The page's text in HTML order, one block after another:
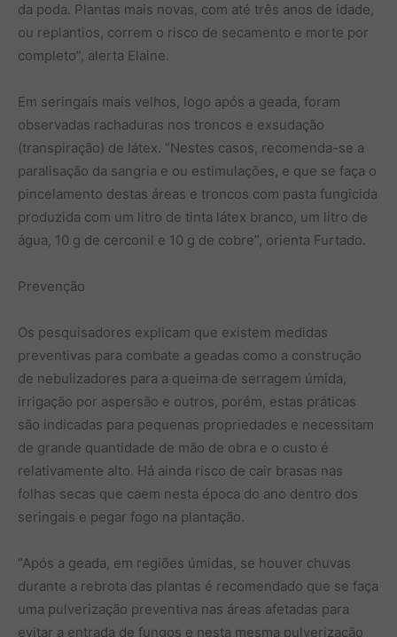
da poda. Plantas mais novas, com até três anos de idade,
ou replantios, correm o risco de secamento e morte por
completo”, alerta Elaine.
Em seringais mais velhos, logo após a geada, foram
observadas rachaduras nos troncos e exsudação
(transpiração) de látex. “Nestes casos, recomenda-se a
paralisação da sangria e ou estimulações, e que se faça o
pincelamento destas áreas e troncos com pasta fungicida
produzida com um litro de tinta látex branco, um litro de
água, 10 g de cerconil e 10 g de cobre”, orienta Furtado.
Prevenção
Os pesquisadores explicam que existem medidas
preventivas para combate a geadas como a construção
de nebulizadores para a queima de serragem úmida,
irrigação por aspersão e outros, porém, estas práticas
são indicadas para pequenas propriedades e necessitam
de grande quantidade de mão de obra e o custo é
relativamente alto. Há ainda risco de cair brasas nas
folhas secas que caem nesta época do ano dentro dos
seringais e pegar fogo na plantação.
“Após a geada, em regiões úmidas, se houver chuvas
durante a rebrota das plantas é recomendado que se faça
uma pulverização preventiva nas áreas afetadas para
evitar a entrada de fungos e nesta mesma pulverização